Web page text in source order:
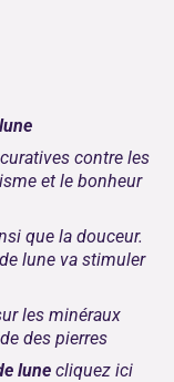
contre les
et le bonheur
que la douceur.
lune va stimuler
les minéraux
des pierres
lunecliquezici